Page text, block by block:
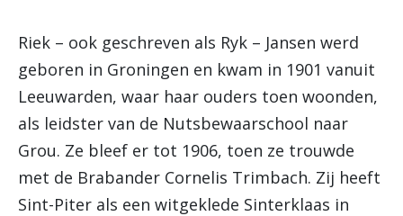
Riek – ook geschreven als Ryk – Jansen werd
geboren in Groningen en kwam in 1901 vanuit
Leeuwarden, waar haar ouders toen woonden,
als leidster van de Nutsbewaarschool naar
Grou. Ze bleef er tot 1906, toen ze trouwde
met de Brabander Cornelis Trimbach. Zij heeft
Sint-Piter als een witgeklede Sinterklaas in